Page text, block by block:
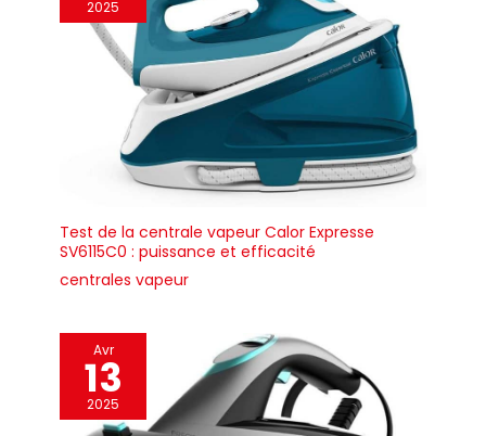
2025
Test de la centrale vapeur Calor Expresse
SV6115C0 : puissance et efficacité
centrales vapeur
Avr
13
2025